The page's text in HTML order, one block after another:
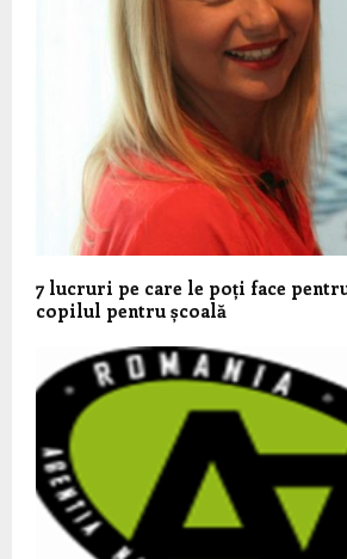
7 lucruri pe care le poți face
copilul pentru școală